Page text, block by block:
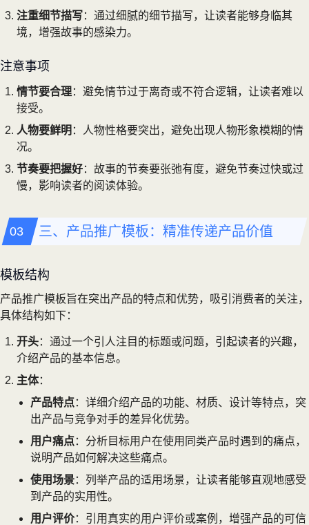
注重细节描写：通过细腻的细节描写，让读者能够身临其
境，增强故事的感染力。
注意事项
情节要合理：避免情节过于离奇或不符合逻辑，让读者难以
接受。
人物要鲜明 ：人物性格要突出，避免出现人物形象模糊的情
况。
节奏要把握好：故事的节奏要张弛有度，避免节奏过快或过
慢，影响读者的阅读体验。
三、产品推广模板：精准传递产品价值
模板结构
产品推广模板旨在突出产品的特点和优势，吸引消费者的关注，
具体结构如下：
开头：通过一个引人注目的标题或问题，引起读者的兴趣，
介绍产品的基本信息。
主体：
产品特点：详细介绍产品的功能、材质、设计等特点，突
出产品与竞争对手的差异化优势。
用户痛点：分析目标用户在使用同类产品时遇到的痛点，
说明产品如何解决这些痛点。
使用场景：列举产品的适用场景，让读者能够直观地感受
到产品的实用性。
用户评价：引用真实的用户评价或案例，增强产品的可信